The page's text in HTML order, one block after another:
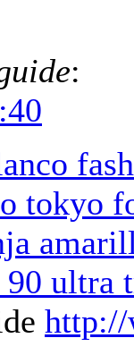
:
tokyo
ultra